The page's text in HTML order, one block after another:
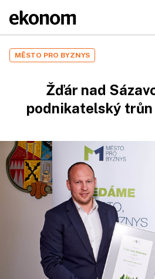
MĚSTO PRO BYZNYS
Žďár nad
podnikatelský trůn